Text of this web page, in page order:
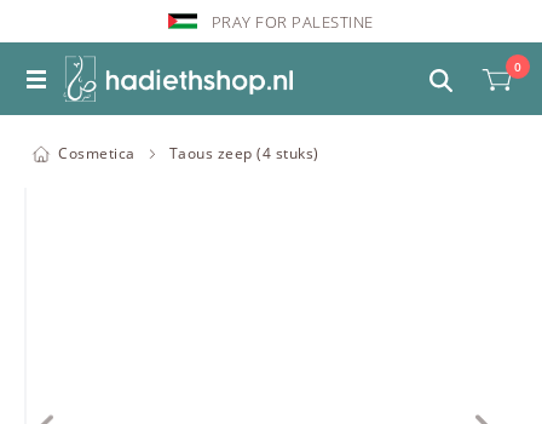
PRAY FOR PALESTINE
0
Cosmetica Taous zeep (4 stuks)